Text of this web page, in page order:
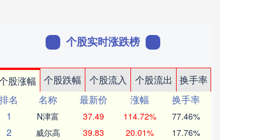
个股实时涨跌榜
股涨幅 个股跌幅 个股流入 个股流出
换手率
排名
名称 最新价 涨幅
换手率
1
N津富 37.49 114.72% 77.46%
2 威尔高 39.83 20.01% 17.76%